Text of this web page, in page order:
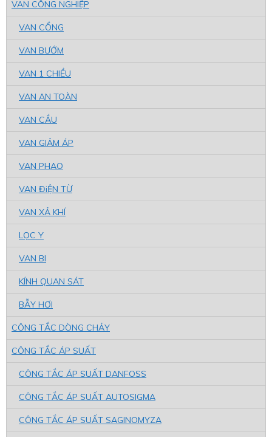
VAN CÔNG NGHIỆP
VAN CỔNG
VAN BƯỚM
VAN 1 CHIỀU
VAN AN TOÀN
VAN CẦU
VAN GIẢM ÁP
VAN PHAO
VAN ĐiỆN TỪ
VAN XẢ KHÍ
LỌC Y
VAN BI
KÍNH QUAN SÁT
BẪY HƠI
CÔNG TẮC DÒNG CHẢY
CÔNG TẮC ÁP SUẤT
CÔNG TẮC ÁP SUẤT DANFOSS
CÔNG TẮC ÁP SUẤT AUTOSIGMA
CÔNG TẮC ÁP SUẤT SAGINOMYZA